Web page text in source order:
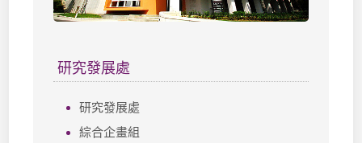
研究發展處
研究發展處
綜合企畫組